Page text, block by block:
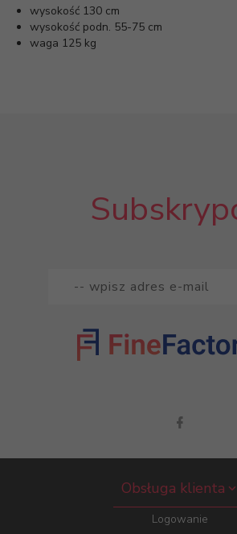
wysokość 130 cm
wysokość podn. 55-75 cm
waga 125 kg
Obsługa klienta
Logowanie